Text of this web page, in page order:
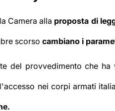
Camera alla proposta di
scorso cambiano i
del provvedimento che
nei corpi armati